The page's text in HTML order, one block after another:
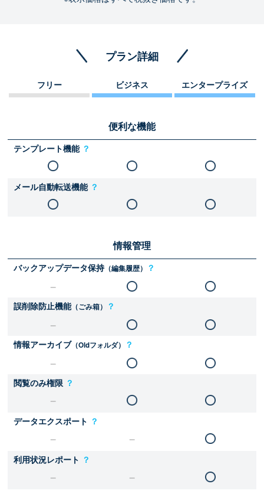
プラン詳細
フリー ビジネス エンタープライズ
便利な機能
テンプレート機能 ？
メール自動転送機能 ？
情報管理
バックアップデータ保持（編集履歴） ？
誤削除防止機能（ごみ箱） ？
情報アーカイブ（Oldフォルダ） ？
閲覧のみ権限 ？
データエクスポート ？
利用状況レポート ？